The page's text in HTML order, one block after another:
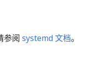
参阅 systemd 文档。